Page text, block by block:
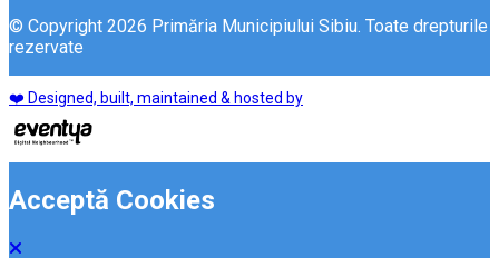
© Copyright 2026 Primăria Municipiului Sibiu. Toate drepturile
rezervate
❤️ Designed, built, maintained & hosted by
Acceptă Cookies